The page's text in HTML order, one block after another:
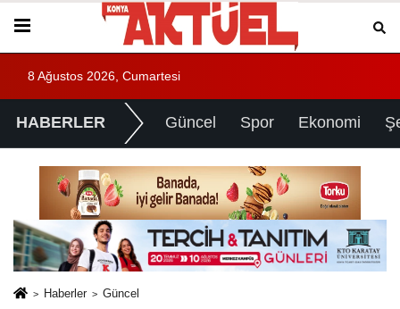
8 Ağustos 2026, Cumartesi
HABERLER Güncel Spor Ekonomi
Haberler Güncel